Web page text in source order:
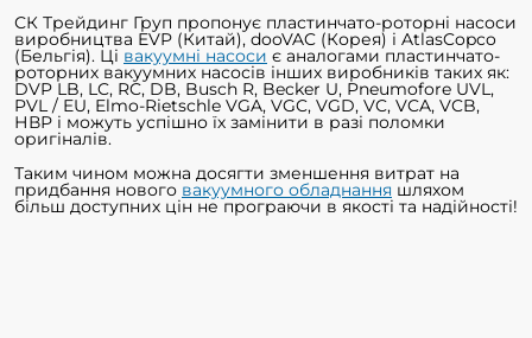
СК Трейдинг Груп пропонує пластинчато-роторні насоси
виробництва EVP (Китай), dooVAC (Корея) і AtlasCopco
(Бельгія). Ці вакуумні насоси є аналогами пластинчато-
роторних вакуумних насосів інших виробників таких як:
DVP LB, LC, RC, DB, Busch R, Becker U, Pneumofore UVL,
PVL / EU, Elmo-Rietschle VGA, VGC, VGD, VC, VCA, VCB,
НВР і можуть успішно їх замінити в разі поломки
оригіналів.
Таким чином можна досягти зменшення витрат на
придбання нового вакуумного обладнання шляхом
більш доступних цін не програючи в якості та надійності!